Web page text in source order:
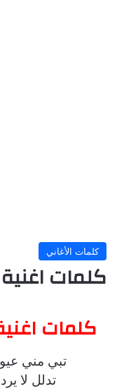
كلمات الأغاني
كلمات
كلمات
تبي مني
تدلل لا